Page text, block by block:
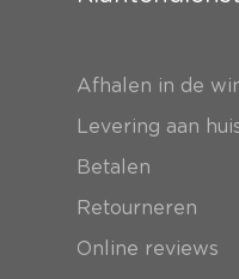
Afhalen in de
Levering aan
Betalen
Retourneren
Online reviews